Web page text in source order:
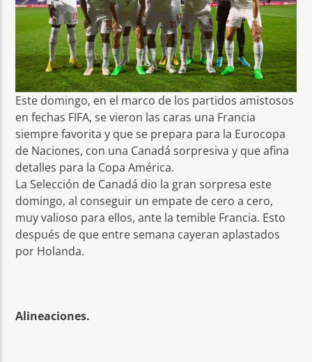
Este domingo, en el marco de los partidos amistosos
en fechas FIFA, se vieron las caras una Francia
siempre favorita y que se prepara para la Eurocopa
de Naciones, con una Canadá sorpresiva y que afina
detalles para la Copa América.
La Selección de Canadá dio la gran sorpresa este
domingo, al conseguir un empate de cero a cero,
muy valioso para ellos, ante la temible Francia. Esto
después de que entre semana cayeran aplastados
por Holanda.
Alineaciones.